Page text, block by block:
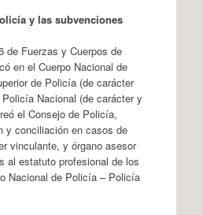
y las subvenciones
de Fuerzas y Cuerpos de
en el Cuerpo Nacional de
de Policía (de carácter
Nacional (de carácter y
el Consejo de Policía,
y conciliación en casos de
vinculante, y órgano asesor
al estatuto profesional de los
Nacional de Policía – Policía